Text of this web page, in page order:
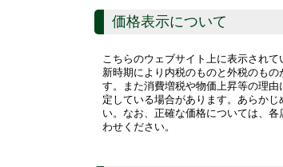
価格表示について
こちらのウェブサイト上に表示されて
新時期により内税のものと外税のもの
す。また消費増税や物価上昇等の理由
定している場合があります。あらかじ
い。なお、正確な価格については、各
わせください。